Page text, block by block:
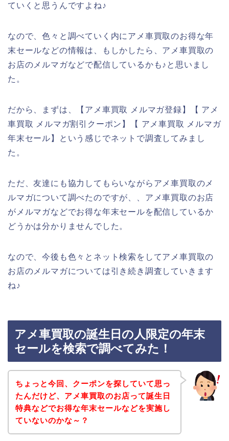
ていくと思うんですよね♪
なので、色々と調べていく内にアメ車買取のお得な年
末セールなどの情報は、もしかしたら、アメ車買取の
お店のメルマガなどで配信しているかも♪と思いまし
た。
だから、まずは、【アメ車買取 メルマガ登録】【 アメ
車買取 メルマガ割引クーポン】【 アメ車買取 メルマガ
年末セール】という感じでネットで調査してみまし
た。
ただ、友達にも協力してもらいながらアメ車買取のメ
ルマガについて調べたのですが、、アメ車買取のお店
がメルマガなどでお得な年末セールを配信しているか
どうかは分かりませんでした。
なので、今後も色々とネット検索をしてアメ車買取の
お店のメルマガについては引き続き調査していきます
ね♪
アメ車買取の誕生日の人限定の年末
セールを検索で調べてみた！
ちょっと今回、クーポンを探していて思っ
たんだけど、アメ車買取のお店って誕生日
特典などでお得な年末セールなどを実施し
ていないのかな～？